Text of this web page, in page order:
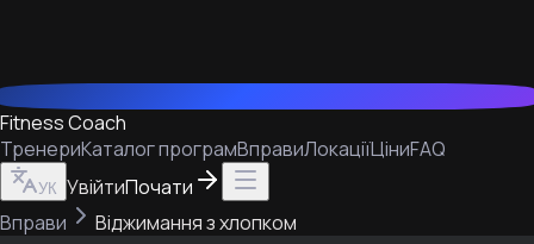
Fitness Coach
ТренериКаталог програмВправиЛокаціїЦіниFAQ
УК УвійтиПочати
Вправи
Віджимання з хлопком